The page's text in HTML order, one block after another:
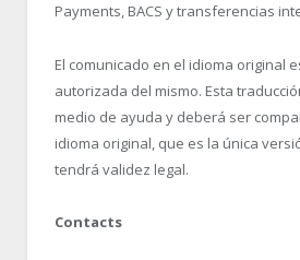
Payments, BACS y transferencias
El comunicado en el idioma original
autorizada del mismo. Esta
medio de ayuda y deberá ser
idioma original, que es la única
tendrá validez legal.
Contacts